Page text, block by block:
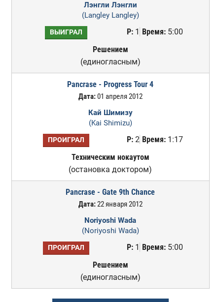
Лэнгли Лэнгли
(Langley Langley)
ВЫИГРАЛ Р:1 Время:5:00
Решением
(единогласным)
Pancrase - Progress Tour 4
Дата:01 апреля 2012
Кай Шимизу
(Kai Shimizu)
ПРОИГРАЛ Р:2 Время:1:17
Техническим нокаутом
(остановка доктором)
Pancrase - Gate 9th Chance
Дата:22 января 2012
Noriyoshi Wada
(Noriyoshi Wada)
ПРОИГРАЛ Р:1 Время:5:00
Решением
(единогласным)